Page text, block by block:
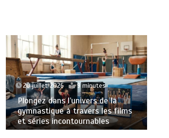
20 juillet 2026 9 minutes
Plongez dans l’univers de la
gymnastique à travers les films
et séries incontournables